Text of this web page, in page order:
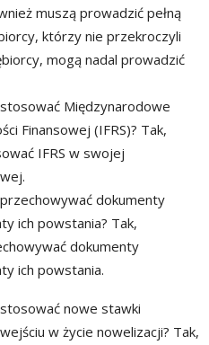
muszą prowadzić pełną
którzy nie przekroczyli
mogą nadal prowadzić
Międzynarodowe
Finansowej (IFRS)? Tak,
IFRS w swojej
dokumenty
ich powstania? Tak,
dokumenty
ich powstania.
nowe stawki
w życie nowelizacji? Tak,